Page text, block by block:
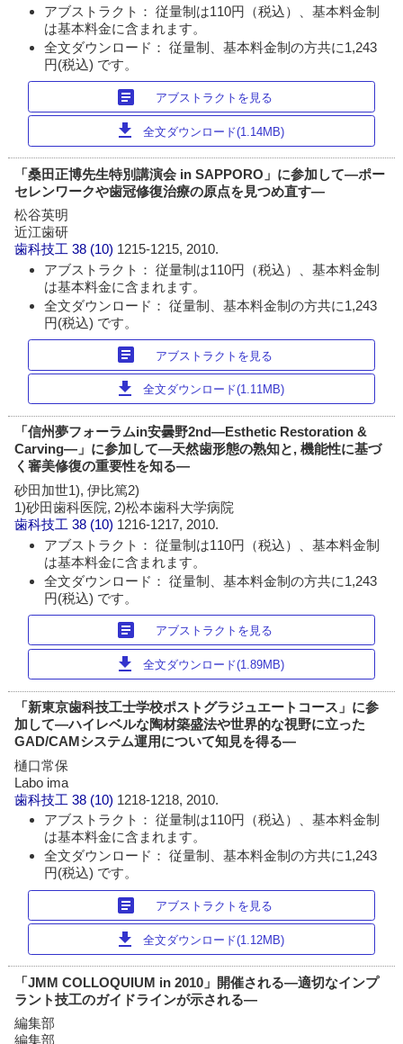
アブストラクト： 従量制は110円（税込）、基本料金制
は基本料金に含まれます。
全文ダウンロード： 従量制、基本料金制の方共に1,243
円(税込) です。
article アブストラクトを見る
download 全文ダウンロード(1.14MB)
「桑田正博先生特別講演会 in SAPPORO」に参加して―ポー
セレンワークや歯冠修復治療の原点を見つめ直す―
松谷英明
近江歯研
歯科技工 38 (10) 1215-1215, 2010.
アブストラクト： 従量制は110円（税込）、基本料金制
は基本料金に含まれます。
全文ダウンロード： 従量制、基本料金制の方共に1,243
円(税込) です。
article アブストラクトを見る
download 全文ダウンロード(1.11MB)
「信州夢フォーラムin安曇野2nd―Esthetic Restoration &
Carving―」に参加して―天然歯形態の熟知と, 機能性に基づ
く審美修復の重要性を知る―
砂田加世1), 伊比篤2)
1)砂田歯科医院, 2)松本歯科大学病院
歯科技工 38 (10) 1216-1217, 2010.
アブストラクト： 従量制は110円（税込）、基本料金制
は基本料金に含まれます。
全文ダウンロード： 従量制、基本料金制の方共に1,243
円(税込) です。
article アブストラクトを見る
download 全文ダウンロード(1.89MB)
「新東京歯科技工士学校ポストグラジュエートコース」に参
加して―ハイレベルな陶材築盛法や世界的な視野に立った
GAD/CAMシステム運用について知見を得る―
樋口常保
Labo ima
歯科技工 38 (10) 1218-1218, 2010.
アブストラクト： 従量制は110円（税込）、基本料金制
は基本料金に含まれます。
全文ダウンロード： 従量制、基本料金制の方共に1,243
円(税込) です。
article アブストラクトを見る
download 全文ダウンロード(1.12MB)
「JMM COLLOQUIUM in 2010」開催される―適切なインプ
ラント技工のガイドラインが示される―
編集部
編集部